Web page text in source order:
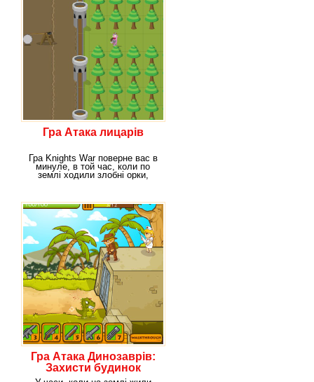
Гра Атака лицарів
Гра Knights War поверне вас в
минуле, в той час, коли по
землі ходили злобні орки,
Гра Атака Динозаврів:
Захисти будинок